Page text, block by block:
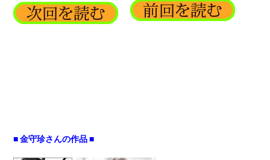
■ 金守珍さんの作品 ■